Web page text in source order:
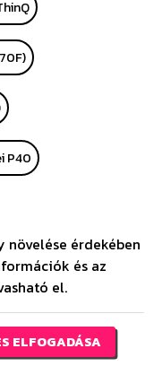
P40
Lite
A21 (SM-A210F)
9S
érdekében
és az
el.
ELFOGADÁSA